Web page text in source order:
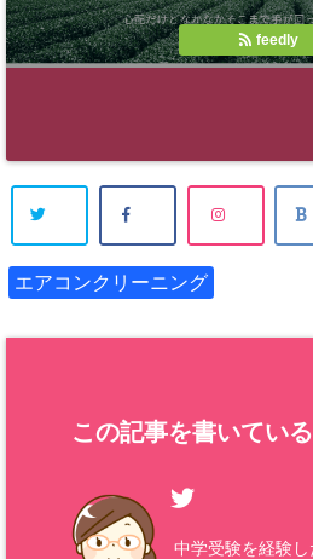
feedly
エアコンクリーニング
この記事を書いてい
中学受験を経験